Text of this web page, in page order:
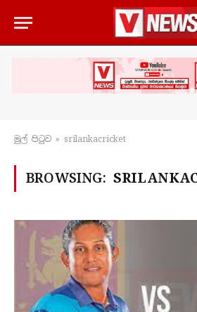
මුල් පිටු​ව » srilankacricket
BROWSING: